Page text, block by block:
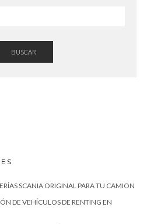
BUSCAR
SCANIA ORIGINAL PARA TU CAMION
DE VEHÍCULOS DE RENTING EN